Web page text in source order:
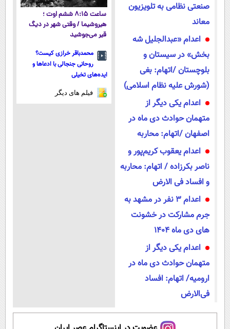
صنعتی نظامی به تلویزیون
معاند
اعدام «عبدالجلیل شه‌
بخش» در سیستان و
بلوچستان /اتهام: بغی
(شورش علیه نظام اسلامی)
اعدام یکی دیگر از
متهمان حوادث دی ماه در
اصفهان /اتهام: محاربه
اعدام یعقوب کریم‌پور و
ناصر بکرزاده / اتهام: محاربه
و افساد فی الارض
اعدام 3 نفر در مشهد به
جرم مشارکت در خشونت
های دی ماه 1404
اعدام یکی دیگر از
متهمان حوادث دی ماه در
ارومیه/ اتهام: افساد
فی‌الارض
ساعت ۸:۱۵ ششم اوت ؛
هیروشیما / وقتی شهر در دیگ
قیر می‌جوشید
محمدباقر خرازی کیست؟
روحانی جنجالی با ادعاها و
ایده‌های تخیلی
فیلم های دیگر